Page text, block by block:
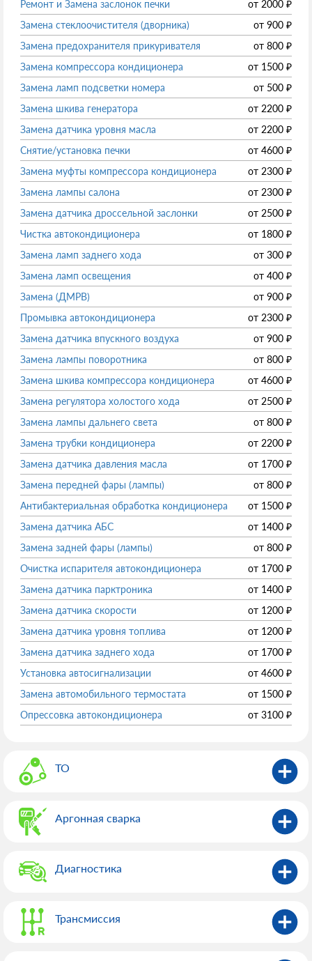
Ремонт и Замена заслонок печки от 2000 ₽
Замена стеклоочистителя (дворника)
от 900 ₽
Замена предохранителя прикуривателя
от 800 ₽
Замена компрессора кондиционера
от 1500 ₽
Замена ламп подсветки номера
от 500 ₽
Замена шкива генератора
от 2200 ₽
Замена датчика уровня масла
от 2200 ₽
Снятие/установка печки
от 4600 ₽
Замена муфты компрессора кондиционера
от 2300 ₽
Замена лампы салона
от 2300 ₽
Замена датчика дроссельной заслонки
от 2500 ₽
Чистка автокондиционера
от 1800 ₽
Замена ламп заднего хода
от 300 ₽
Замена ламп освещения
от 400 ₽
Замена (ДМРВ)
от 900 ₽
Промывка автокондиционера
от 2300 ₽
Замена датчика впускного воздуха
от 900 ₽
Замена лампы поворотника
от 800 ₽
Замена шкива компрессора кондиционера
от 4600 ₽
Замена регулятора холостого хода
от 2500 ₽
Замена лампы дальнего света
от 800 ₽
Замена трубки кондиционера
от 2200 ₽
Замена датчика давления масла
от 1700 ₽
Замена передней фары (лампы)
от 800 ₽
Антибактериальная обработка кондиционера
от 1500 ₽
Замена датчика АБС
от 1400 ₽
Замена задней фары (лампы)
от 800 ₽
Очистка испарителя автокондиционера
от 1700 ₽
Замена датчика парктроника
от 1400 ₽
Замена датчика скорости
от 1200 ₽
Замена датчика уровня топлива
от 1200 ₽
Замена датчика заднего хода
от 1700 ₽
Установка автосигнализации
от 4600 ₽
Замена автомобильного термостата
от 1500 ₽
Опрессовка автокондиционера
от 3100 ₽
ТО
Аргонная сварка
Диагностика
Трансмиссия